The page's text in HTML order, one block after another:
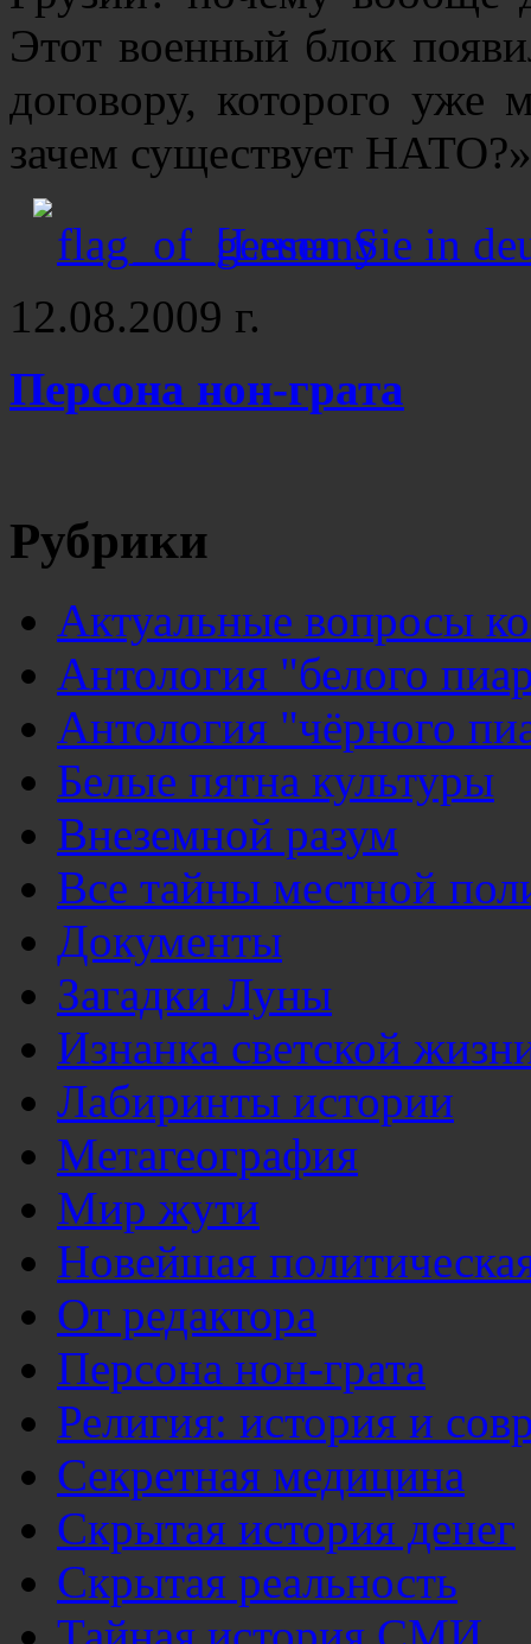
Этот военный блок
договору, которого уже
зачем существует
[Lesen Sie in
12.08.2009 г.
Персона нон-грата
Рубрики
Актуальные вопросы
Антология "белого
Антология "чёрного
Белые пятна культуры
Внеземной разум
Все тайны местной
Документы
Загадки Луны
Изнанка светской
Лабиринты истории
Метагеография
Мир жути
Новейшая
От редактора
Персона нон-грата
Религия: история и
Секретная медицина
Скрытая история денег
Скрытая реальность